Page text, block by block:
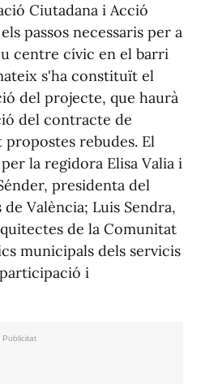
Ciutadana i Acció
passos necessaris per a
centre cívic en el barri
s'ha constituït el
del projecte, que haurà
del contracte de
rebudes. El
la regidora Elisa Valia i
presidenta del
València; Luis Sendra,
de la Comunitat
municipals dels servicis
i